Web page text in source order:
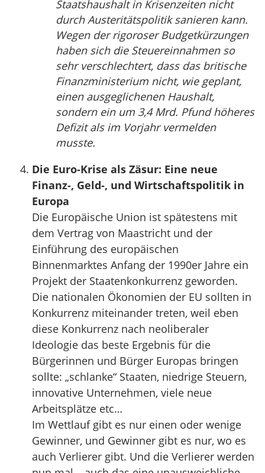
Staatshaushalt in Krisenzeiten nicht
durch Austeritätspolitik sanieren kann.
Wegen der rigoroser Budgetkürzungen
haben sich die Steuereinnahmen so
sehr verschlechtert, dass das britische
Finanzministerium nicht, wie geplant,
einen ausgeglichenen Haushalt,
sondern ein um 3,4 Mrd. Pfund höheres
Defizit als im Vorjahr vermelden
musste.
Die Euro-Krise als Zäsur: Eine neue
Finanz-, Geld-, und Wirtschaftspolitik in
Europa
Die Europäische Union ist spätestens mit
dem Vertrag von Maastricht und der
Einführung des europäischen
Binnenmarktes Anfang der 1990er Jahre ein
Projekt der Staatenkonkurrenz geworden.
Die nationalen Ökonomien der EU sollten in
Konkurrenz miteinander treten, weil eben
diese Konkurrenz nach neoliberaler
Ideologie das beste Ergebnis für die
Bürgerinnen und Bürger Europas bringen
sollte: „schlanke“ Staaten, niedrige Steuern,
innovative Unternehmen, viele neue
Arbeitsplätze etc…
Im Wettlauf gibt es nur einen oder wenige
Gewinner, und Gewinner gibt es nur, wo es
auch Verlierer gibt. Und die Verlierer werden